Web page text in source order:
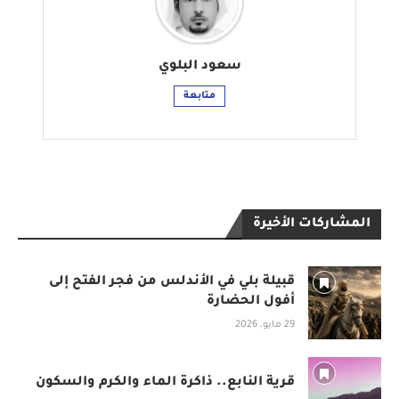
سعود البلوي
متابعة
المشاركات الأخيرة
قبيلة بلي في الأندلس من فجر الفتح إلى
أفول الحضارة
29 مايو، 2026
قرية النابع.. ذاكرة الماء والكرم والسكون